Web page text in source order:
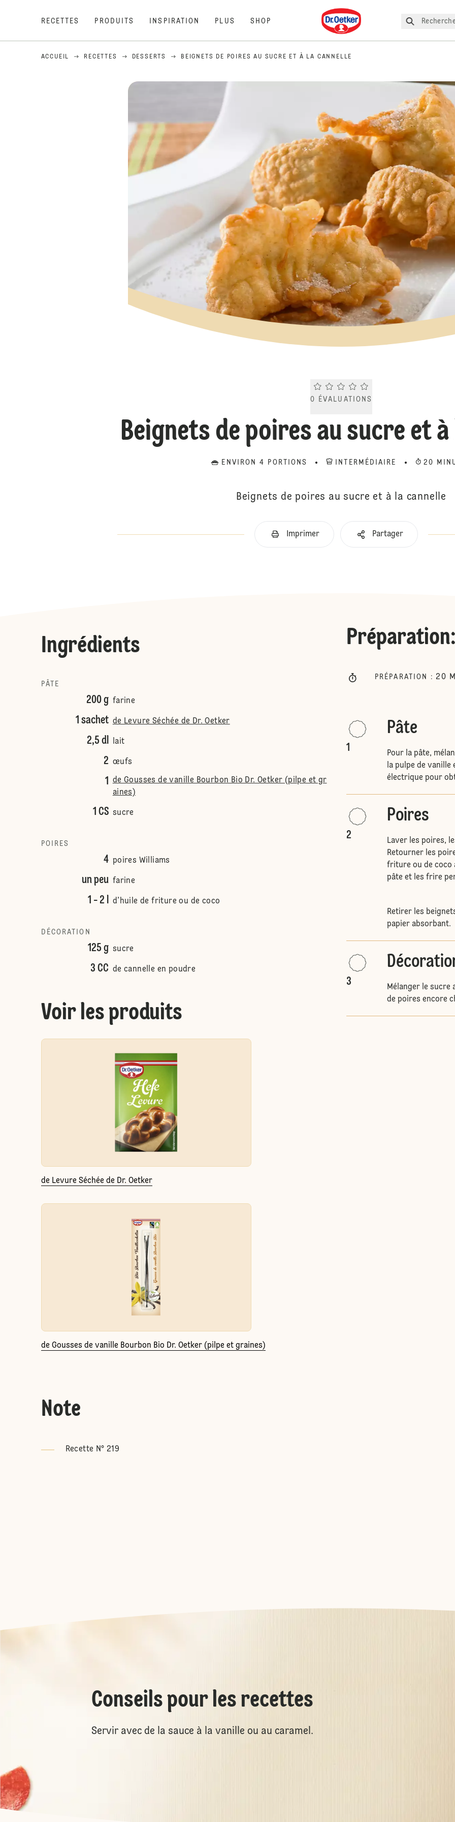
RECETTES PRODUITS INSPIRATION PLUS SHOP
Dr. Oetker
ACCUEIL RECETTES DESSERTS BEIGNETS DE POIRES AU SUCRE ET À LA CANNELLE
Current rating 0.0. Click to rate.
0 ÉVALUATIONS
Beignets de poires au sucre et
ENVIRON 4 PORTIONS INTERMÉDIAIRE 20
Beignets de poires au sucre et à la cannelle
Imprimer Partager
Ingrédients
PÂTE
200 g farine
1 sachet de Levure Séchée de Dr. Oetker
2,5 dl lait
2 œufs
1
de Gousses de vanille Bourbon Bio Dr. Oetker (pilpe et gr
aines)
1 CS sucre
POIRES
4 poires Williams
un peu farine
1 - 2 l d’huile de friture ou de coco
DÉCORATION
125 g sucre
3 CC de cannelle en poudre
Voir les produits
de Levure Séchée de Dr. Oetker
de Gousses de vanille Bourbon Bio Dr. Oetker (pilpe et graines)
Note
Recette N° 219
Préparation:
PRÉPARATION : 20
1
Pâte
Pour la pâte,
la pulpe de
électrique pour
2
Poires
Laver les poires,
Retourner les
friture ou de coco
pâte et les frire
Retirer les
papier absorbant.
3
Mélanger le sucre
de poires encore
Conseils pour les recettes
Servir avec de la sauce à la vanille ou au caramel.